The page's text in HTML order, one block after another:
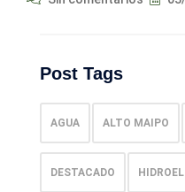
Post Tags
AGUA ALTO MAIPO
DESTACADO